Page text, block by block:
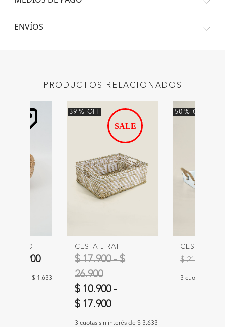
ENVÍOS
PRODUCTOS RELACIONADOS
$ 8.900
interés de $ 1.633
39% OFF
CESTA JIRAF
$ 17.900 - $
26.900
$ 10.900 -
$ 17.900
3 cuotas sin interés de $ 3.633
50% OFF
CESTA
Precio
$ 21.900
3 cuotas sin